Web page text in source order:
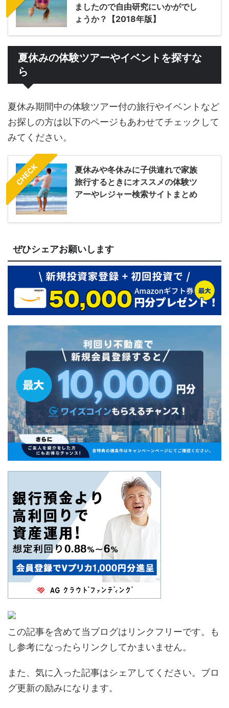
ましたので自由研究にいかがでし
ょうか？【2018年版】
夏休みの体験ツアーやイベントを探すな
ら
夏休み期間中の体験ツアー付の旅行やイベントなど
お探しの方は以下のページもあわせてチェックして
みてください。
CHECK
夏休みや冬休みに子供連れで家族
旅行するときにオススメの体験ツ
アーやレジャー検索サイトまとめ
ぜひシェアお願いします
この記事を含めて当ブログはリンクフリーです。も
し参考になったらリンクしてかまいません。
また、気に入った記事はシェアしてください。ブロ
グ更新の励みになります。